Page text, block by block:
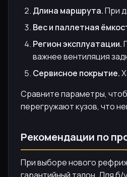
Длина маршрута.При
Вес и паллетная
Регион эксплуатации.
важнее вентиляция
Сервисное покрытие.
Сравните параметры,
перегружают кузов, что
Рекомендации по
При выборе нового